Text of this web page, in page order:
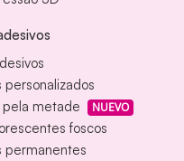
pela metade
NUEVO
foscos
permanentes